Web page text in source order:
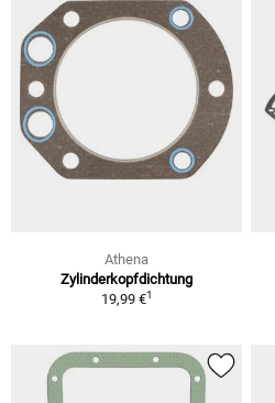
Athena
Zylinderkopfdichtung
19,99 €1